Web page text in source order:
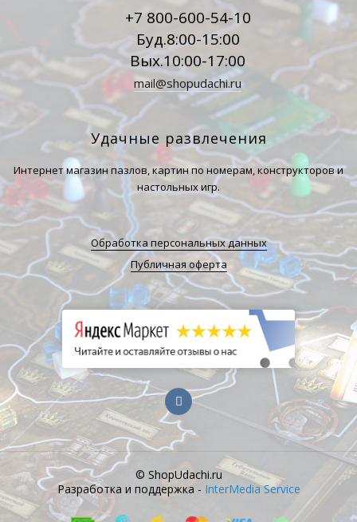
+7 800-600-54-10
Буд.8:00-15:00
Вых.10:00-17:00
mail@shopudachi.ru
Удачные развлечения
Интернет магазин пазлов, картин по номерам, конструкторов и
настольных игр.
Обработка персональных данных
Публичная оферта
© ShopUdachi.ru
Разработка и поддержка - InterMedia Service